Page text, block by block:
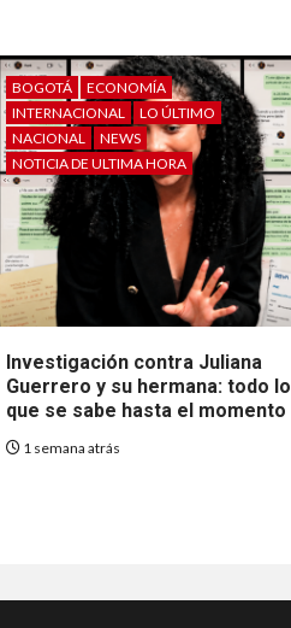
BOGOTÁ
ECONOMÍA
INTERNACIONAL
LO ÚLTIMO
NACIONAL
NEWS
NOTICIA DE ULTIMA HORA
Investigación contra Juliana
Guerrero y su hermana: todo lo
que se sabe hasta el momento
1 semana atrás